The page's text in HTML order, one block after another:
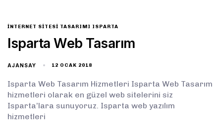
INTERNET SITESI TASARIMI ISPARTA
Isparta Web Tasarım
AJANSAY 12 OCAK 2018
Isparta Web Tasarım Hizmetleri Isparta Web Tasarım
hizmetleri olarak en güzel web sitelerini siz
Isparta’lara sunuyoruz. Isparta web yazılım
hizmetleri